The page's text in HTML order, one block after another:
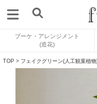
ブーケ・アレンジメント
(造花)
TOP > フェイクグリーン(人工観葉植